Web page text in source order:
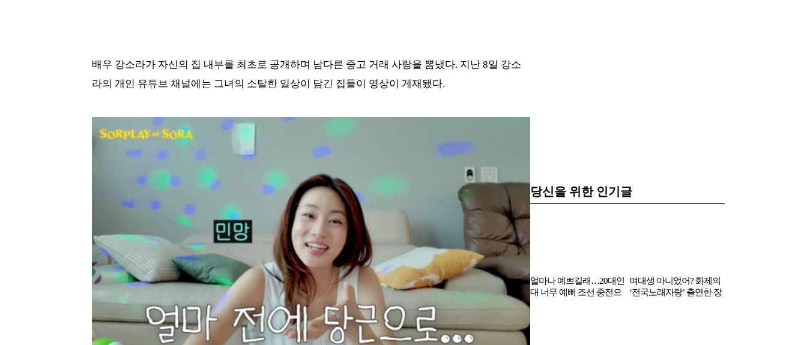
배우 강소라가 자신의 집 내부를 최초로 공개하며 남다른 중고 거래 사랑을 뽐냈다. 지난 8일 강소
라의 개인 유튜브 채널에는 그녀의 소탈한 일상이 담긴 집들이 영상이 게재됐다.